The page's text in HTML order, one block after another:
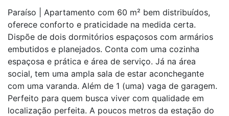
Paraíso | Apartamento com 60 m² bem distribuídos,
oferece conforto e praticidade na medida certa.
Dispõe de dois dormitórios espaçosos com armários
embutidos e planejados. Conta com uma cozinha
espaçosa e prática e área de serviço. Já na área
social, tem uma ampla sala de estar aconchegante
com uma varanda. Além de 1 (uma) vaga de garagem.
Perfeito para quem busca viver com qualidade em
localização perfeita. A poucos metros da estação do